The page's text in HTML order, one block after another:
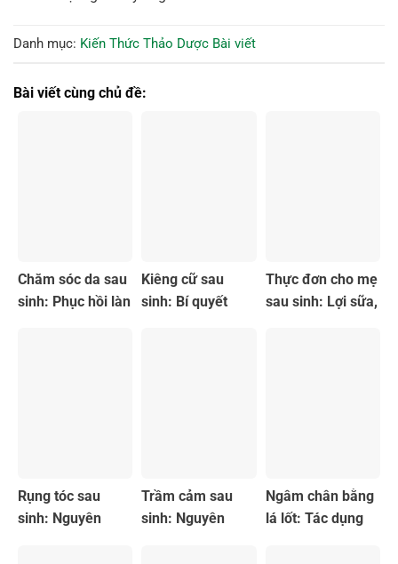
Danh mục: Kiến Thức Thảo Dược Bài viết
Bài viết cùng chủ đề:
Chăm sóc da sau
sinh: Phục hồi làn
Kiêng cữ sau
sinh: Bí quyết
Thực đơn cho mẹ
sau sinh: Lợi sữa,
Rụng tóc sau
sinh: Nguyên
Trầm cảm sau
sinh: Nguyên
Ngâm chân bằng
lá lốt: Tác dụng